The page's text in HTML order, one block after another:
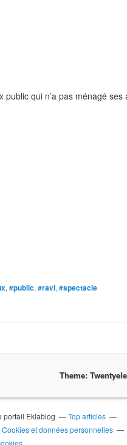
qui n’a pas ménagé ses
, #public, #ravi, #spectacle
Theme:
portail Eklablog
Top articles
Cookies et données personnelles